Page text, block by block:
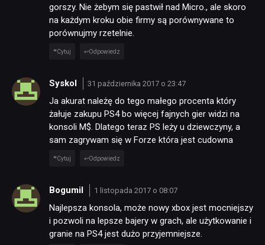
DYSKUSJE
SKLEP
gorszy. Nie żebym się pastwił nad Micro., ale skoro
na każdym kroku obie firmy są porównywane to
porównujmy rzetelnie.
Cytuj Odpowiedz
Syskol 31 października 2017 o 23:47
Ja akurat należę do tego małego procenta który
żałuje zakupu PS4 bo więcej fajnych gier widzi na
konsoli M$. Dlatego teraz PS leży u dziewczyny, a
sam zagrywam się w Forze która jest cudowna
Cytuj Odpowiedz
Bogumil 1 listopada 2017 o 08:07
Najlepsza konsola, może nowy xbox jest mocniejszy
i pozwoli na lepsze bajery w grach, ale użytkowanie i
granie na PS4 jest dużo przyjemniejsze.